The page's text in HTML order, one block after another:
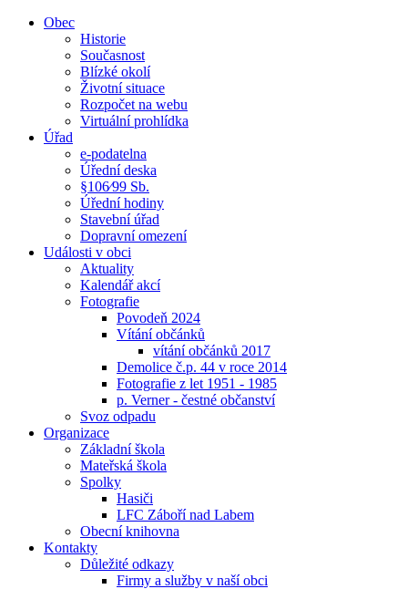
Obec
Historie
Současnost
Blízké okolí
Životní situace
Rozpočet na webu
Virtuální prohlídka
Úřad
e-podatelna
Úřední deska
§106⁄99 Sb.
Úřední hodiny
Stavební úřad
Dopravní omezení
Události v obci
Aktuality
Kalendář akcí
Fotografie
Povodeň 2024
Vítání občánků
vítání občánků 2017
Demolice č.p. 44 v roce 2014
Fotografie z let 1951 - 1985
p. Verner - čestné občanství
Svoz odpadu
Organizace
Základní škola
Mateřská škola
Spolky
Hasiči
LFC Záboří nad Labem
Obecní knihovna
Kontakty
Důležité odkazy
Firmy a služby v naší obci